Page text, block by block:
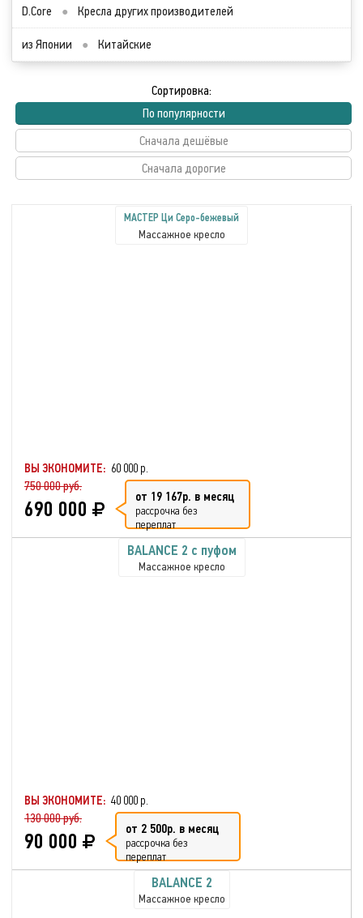
D.Core
● Кресла других производителей
из Японии ● Китайские
Сортировка:
По популярности
Сначала дешёвые
Сначала дорогие
МАСТЕР Ци Серо-бежевый
Массажное кресло
ВЫ ЭКОНОМИТЕ: 60 000 р.
750 000 руб.
690 000 от 19 167р. в месяц
рассрочка без
переплат
BALANCE 2 с пуфом
Массажное кресло
ВЫ ЭКОНОМИТЕ: 40 000 р.
130 000 руб.
90 000 от 2 500р. в месяц
рассрочка без
переплат
BALANCE 2
Массажное кресло